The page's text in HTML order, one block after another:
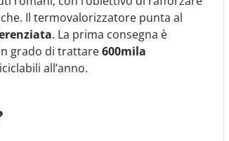
Il termovalorizzatore punta al
. La prima consegna è
grado di trattare600mila
all’anno.